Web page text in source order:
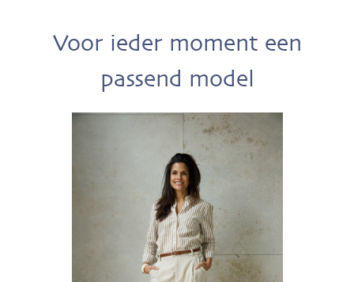
Voor ieder moment een
passend model